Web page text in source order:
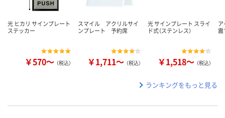
光 ヒカリ サインプレート
ステッカー
￥570～ （税込）
スマイル アクリルサイ
ンプレート 予約席
￥1,711～ （税込）
光 サインプレート スライ
ド式（ステンレス）
￥1,518～ （税込）
ア
震
ランキングをもっと見る